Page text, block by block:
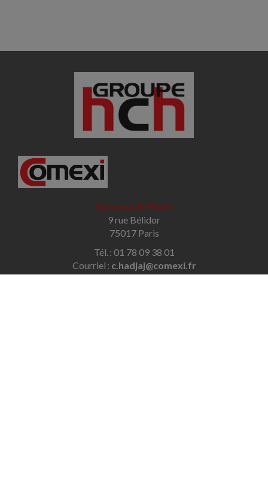
Bureaux de Paris
9 rue Bélidor
75017 Paris
Tél. : 01 78 09 38 01
Courriel : c.hadjaj@comexi.fr